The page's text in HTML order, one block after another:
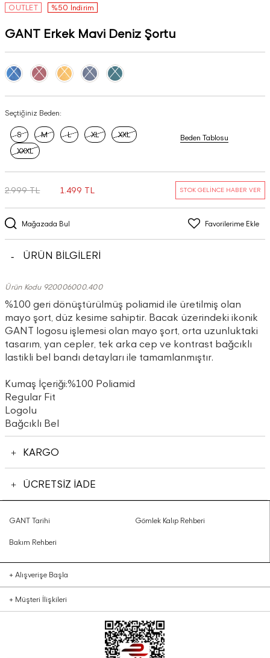
OUTLET %50 İndirim
GANT Erkek Mavi Deniz Şortu
Seçtiğiniz Beden:
S M L XL
XXL
XXXL
Beden Tablosu
Mağazada Bul Favorilerime Ekle
2.999 TL 1.499 TL STOK GELİNCE HABER VER
ÜRÜN BİLGİLERİ
Ürün Kodu 920006000.400
%100 geri dönüştürülmüş poliamid ile üretilmiş olan
mayo şort, düz kesime sahiptir. Bacak üzerindeki ikonik
GANT logosu işlemesi olan mayo şort, orta uzunluktaki
tasarım, yan cepler, tek arka cep ve kontrast bağcıklı
lastikli bel bandı detayları ile tamamlanmıştır.
Kumaş İçeriği:%100 Poliamid
Regular Fit
Logolu
Bağcıklı Bel
KARGO
ÜCRETSİZ İADE
GANT Tarihi Gömlek Kalıp Rehberi
Bakım Rehberi
+ Alışverişe Başla
+ Müşteri İlişkileri